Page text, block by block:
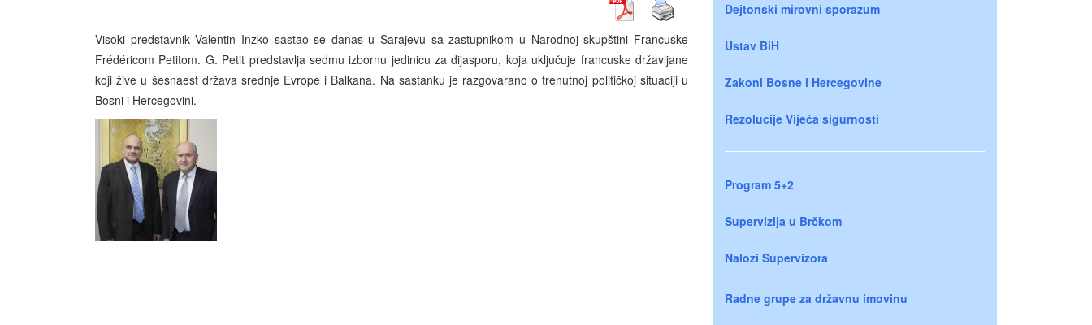
Visoki predstavnik Valentin Inzko sastao se danas u Sarajevu sa zastupnikom u Narodnoj skupštini Francuske
Frédéricom Petitom. G. Petit predstavlja sedmu izbornu jedinicu za dijasporu, koja uključuje francuske državljane
koji žive u šesnaest država srednje Evrope i Balkana. Na sastanku je razgovarano o trenutnoj političkoj situaciji u
Bosni i Hercegovini.
Dejtonski mirovni sporazum
Ustav BiH
Zakoni Bosne i Hercegovine
Rezolucije Vijeća sigurnosti
Program 5+2
Supervizija u Brčkom
Nalozi Supervizora
Radne grupe za državnu imovinu